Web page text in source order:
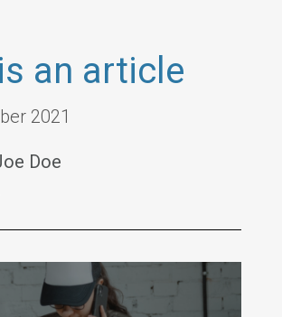
an article
2021
Doe